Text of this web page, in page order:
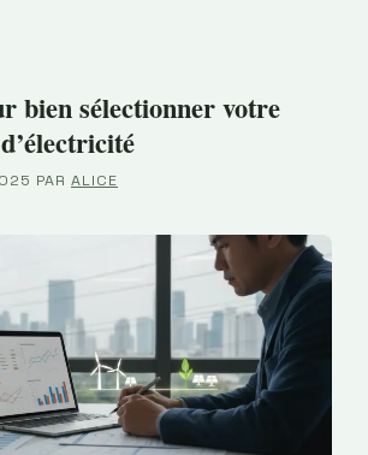
bien sélectionner votre
PAR ALICE